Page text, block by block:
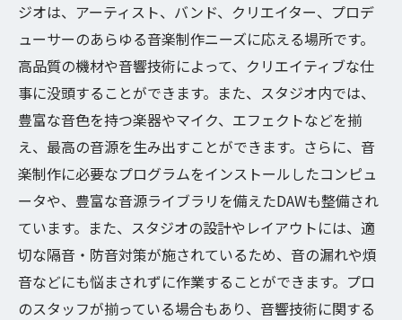
ジオは、アーティスト、バンド、クリエイター、プロデ
ューサーのあらゆる音楽制作ニーズに応える場所です。
高品質の機材や音響技術によって、クリエイティブな仕
事に没頭することができます。また、スタジオ内では、
豊富な音色を持つ楽器やマイク、エフェクトなどを揃
え、最高の音源を生み出すことができます。さらに、音
楽制作に必要なプログラムをインストールしたコンピュ
ータや、豊富な音源ライブラリを備えたDAWも整備され
ています。また、スタジオの設計やレイアウトには、適
切な隔音・防音対策が施されているため、音の漏れや煩
音などにも悩まされずに作業することができます。プロ
のスタッフが揃っている場合もあり、音響技術に関する